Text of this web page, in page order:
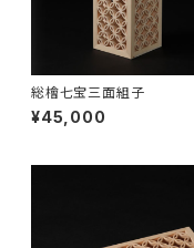
総檜七宝三面組子
¥45,000